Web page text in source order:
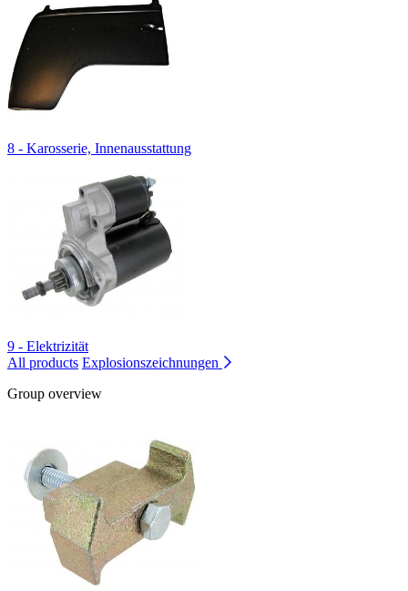
8 - Karosserie, Innenausstattung
9 - Elektrizität
All products Explosionszeichnungen
Group overview